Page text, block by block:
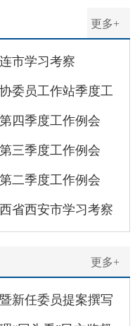
更多+
市学习考察
委员工作站季度工
四季度工作例会
三季度工作例会
二季度工作例会
省西安市学习考察
更多+
新任委员提案撰写